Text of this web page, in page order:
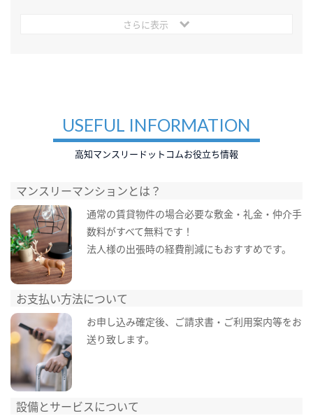
さらに表示
USEFUL INFORMATION
高知マンスリードットコムお役立ち情報
マンスリーマンションとは？
通常の賃貸物件の場合必要な敷金・礼金・仲介手
数料がすべて無料です！
法人様の出張時の経費削減にもおすすめです。
お支払い方法について
お申し込み確定後、ご請求書・ご利用案内等をお
送り致します。
設備とサービスについて